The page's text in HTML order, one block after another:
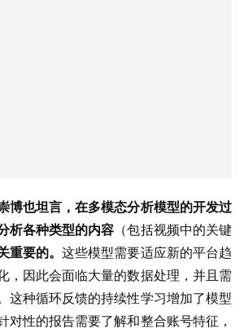
析各种类型的内容（包括视频中的关键
重要的。这些模型需要适应新的平台趋
，因此会面临大量的数据处理，并且需
这种循环反馈的持续性学习增加了模型
对性的报告需要了解和整合账号特征，
的复杂性。